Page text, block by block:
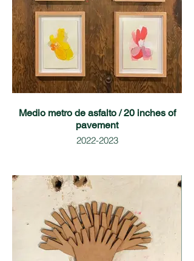
Medio metro de asfalto / 20 inches of
pavement
2022-2023